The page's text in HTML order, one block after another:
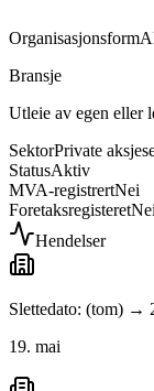
Organisasjonsform
Bransje
Utleie av egen eller
SektorPrivate
StatusAktiv
MVA-registrertNei
ForetaksregisteretNei
Hendelser
Slettedato: (tom) →
19. mai